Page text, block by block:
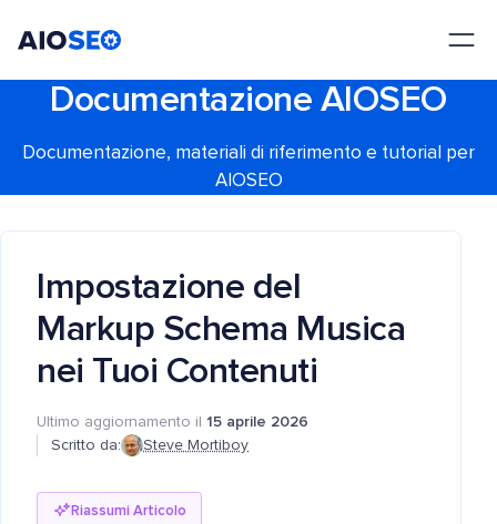
Documentazione AIOSEO
Documentazione, materiali di riferimento e tutorial per
AIOSEO
Impostazione del
Markup Schema Musica
nei Tuoi Contenuti
Ultimo aggiornamento il 15 aprile 2026
Scritto da:
Steve Mortiboy
Riassumi Articolo